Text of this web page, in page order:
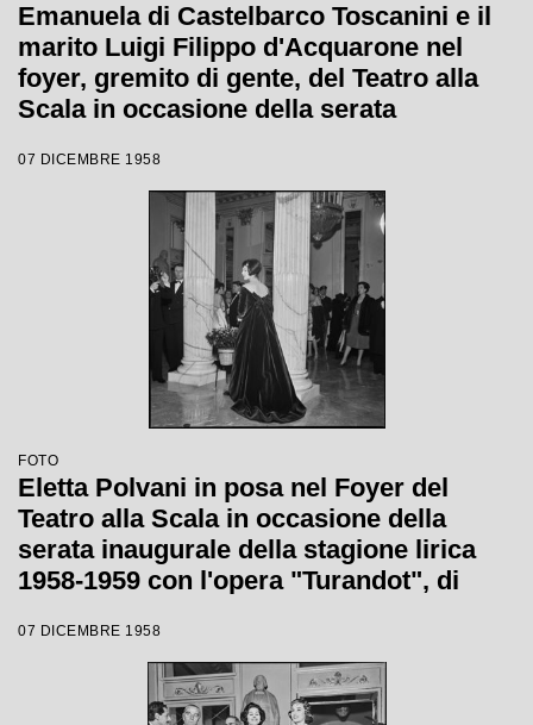
Emanuela di Castelbarco Toscanini e il
marito Luigi Filippo d'Acquarone nel
foyer, gremito di gente, del Teatro alla
Scala in occasione della serata
1959 con l'opera "Turandot", di Giacomo
Puccini, diretta da Antonino Votto con la
regia di Margherita Wallmann
07 DICEMBRE 1958
FOTO
Eletta Polvani in posa nel Foyer del
Teatro alla Scala in occasione della
serata inaugurale della stagione lirica
1958-1959 con l'opera "Turandot", di
Votto con la regia di Margherita
07 DICEMBRE 1958